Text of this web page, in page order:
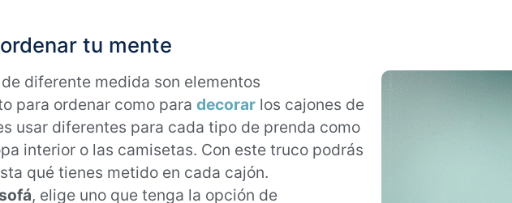
tu mente
de diferente medida son elementos
para ordenar como para decorar los cajones de
usar diferentes para cada tipo de prenda como
interior o las camisetas. Con este truco podrás
qué tienes metido en cada cajón.
sofá, elige uno que tenga la opción de